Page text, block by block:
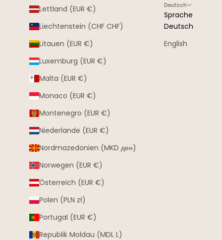
Lettland (EUR €)
Liechtenstein (CHF CHF)
Litauen (EUR €)
Luxemburg (EUR €)
Malta (EUR €)
Monaco (EUR €)
Montenegro (EUR €)
Niederlande (EUR €)
Nordmazedonien (MKD ден)
Norwegen (EUR €)
Österreich (EUR €)
Polen (PLN zł)
Portugal (EUR €)
Republik Moldau (MDL L)
Deutsch
Sprache
Deutsch
English